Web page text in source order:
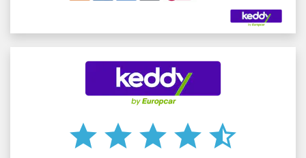
star star star star star_half